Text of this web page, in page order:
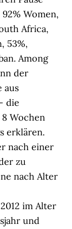
Women,
Africa,
53%,
Among
der
aus
die
Wochen
erklären.
nach einer
zu
nach Alter
im Alter
und